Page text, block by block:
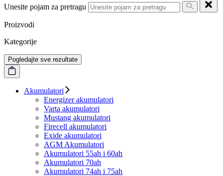
Unesite pojam za pretragu
Proizvodi
Kategorije
Pogledajte sve rezultate
Akumulatori
Energizer akumulatori
Varta akumulatori
Mustang akumulatori
Firecell akumulatori
Exide akumulatori
AGM Akumulatori
Akumulatori 55ah i 60ah
Akumulatori 70ah
Akumulatori 74ah i 75ah